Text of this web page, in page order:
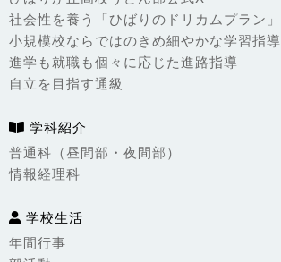
社会性を養う「ひばりのドリカムプラン」
小規模校ならではのきめ細やかな学習指導
進学も就職も個々に応じた進路指導
自立を目指す通級
学科紹介
普通科（昼間部・夜間部）
情報経理科
学校生活
年間行事